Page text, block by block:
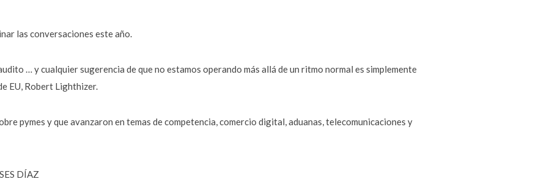
las conversaciones este año.
… y cualquier sugerencia de que no estamos operando más allá de un ritmo normal es simplemente
EU, Robert Lighthizer.
pymes y que avanzaron en temas de competencia, comercio digital, aduanas, telecomunicaciones y
DÍAZ